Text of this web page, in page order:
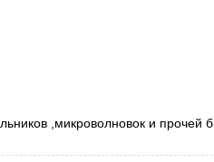
,микроволновок и прочей